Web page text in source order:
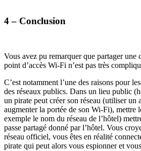
4 – Conclusion
Vous avez pu remarquer que partager une
point d’accès Wi-Fi n’est pas très
C’est notamment l’une des raisons pour
des réseaux publics. Dans un lieu public
un pirate peut créer son réseau (utiliser un
augmenter la portée de son Wi-Fi), mettre
exemple le nom du réseau de l’hôtel)
passe partagé donné par l’hôtel. Vous
réseau officiel, vous êtes en réalité
pirate qui peut alors vous espionner et